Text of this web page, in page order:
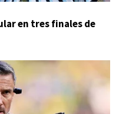
en tres finales de